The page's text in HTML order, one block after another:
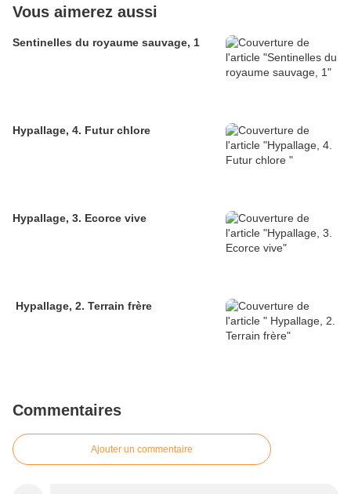
Vous aimerez aussi
Sentinelles du royaume sauvage, 1
Hypallage, 4. Futur chlore
Hypallage, 3. Ecorce vive
Hypallage, 2. Terrain frère
Commentaires
Ajouter un commentaire